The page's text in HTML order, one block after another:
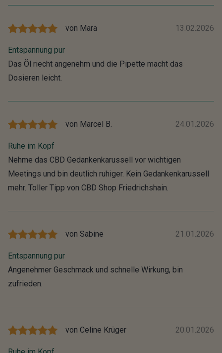
von Mara 13.02.2026
Entspannung pur
Das Öl riecht angenehm und die Pipette macht das
Dosieren leicht.
von Marcel B. 24.01.2026
Ruhe im Kopf
Nehme das CBD Gedankenkarussell vor wichtigen
Meetings und bin deutlich ruhiger. Kein Gedankenkarussell
mehr. Toller Tipp von CBD Shop Friedrichshain.
von Sabine 21.01.2026
Entspannung pur
Angenehmer Geschmack und schnelle Wirkung, bin
zufrieden.
von Celine Krüger 20.01.2026